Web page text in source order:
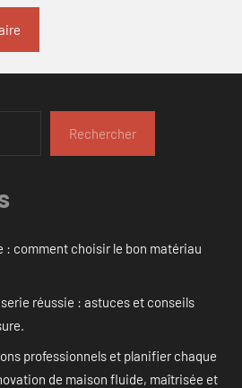
Rechercher
: comment choisir le bon matériau
réussie : astuces et conseils
professionnels et planifier chaque
de maison fluide, maîtrisée et